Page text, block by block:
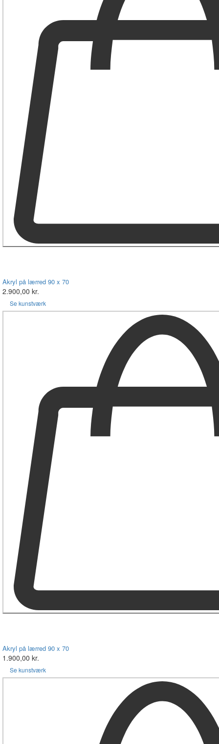
Akryl på lærred 90 x 70
2.900,00 kr.
Se kunstværk
Akryl på lærred 90 x 70
1.900,00 kr.
Se kunstværk